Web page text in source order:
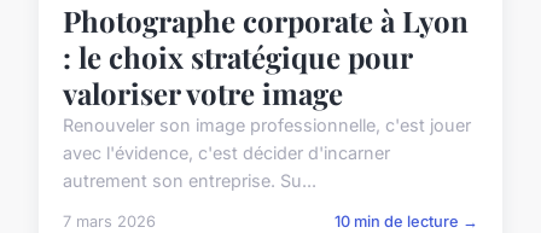
Photographe corporate à Lyon
: le choix stratégique pour
valoriser votre image
Renouveler son image professionnelle, c'est jouer
avec l'évidence, c'est décider d'incarner
autrement son entreprise. Su...
7 mars 2026 10 min de lecture →